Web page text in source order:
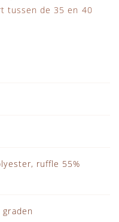
tussen de 35 en 40
ruffle 55%